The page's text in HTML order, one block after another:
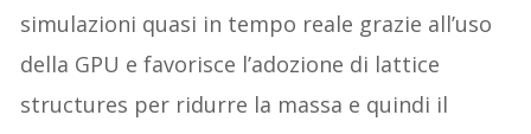
simulazioni quasi in tempo reale grazie all’uso
della GPU e favorisce l’adozione di lattice
structures per ridurre la massa e quindi il